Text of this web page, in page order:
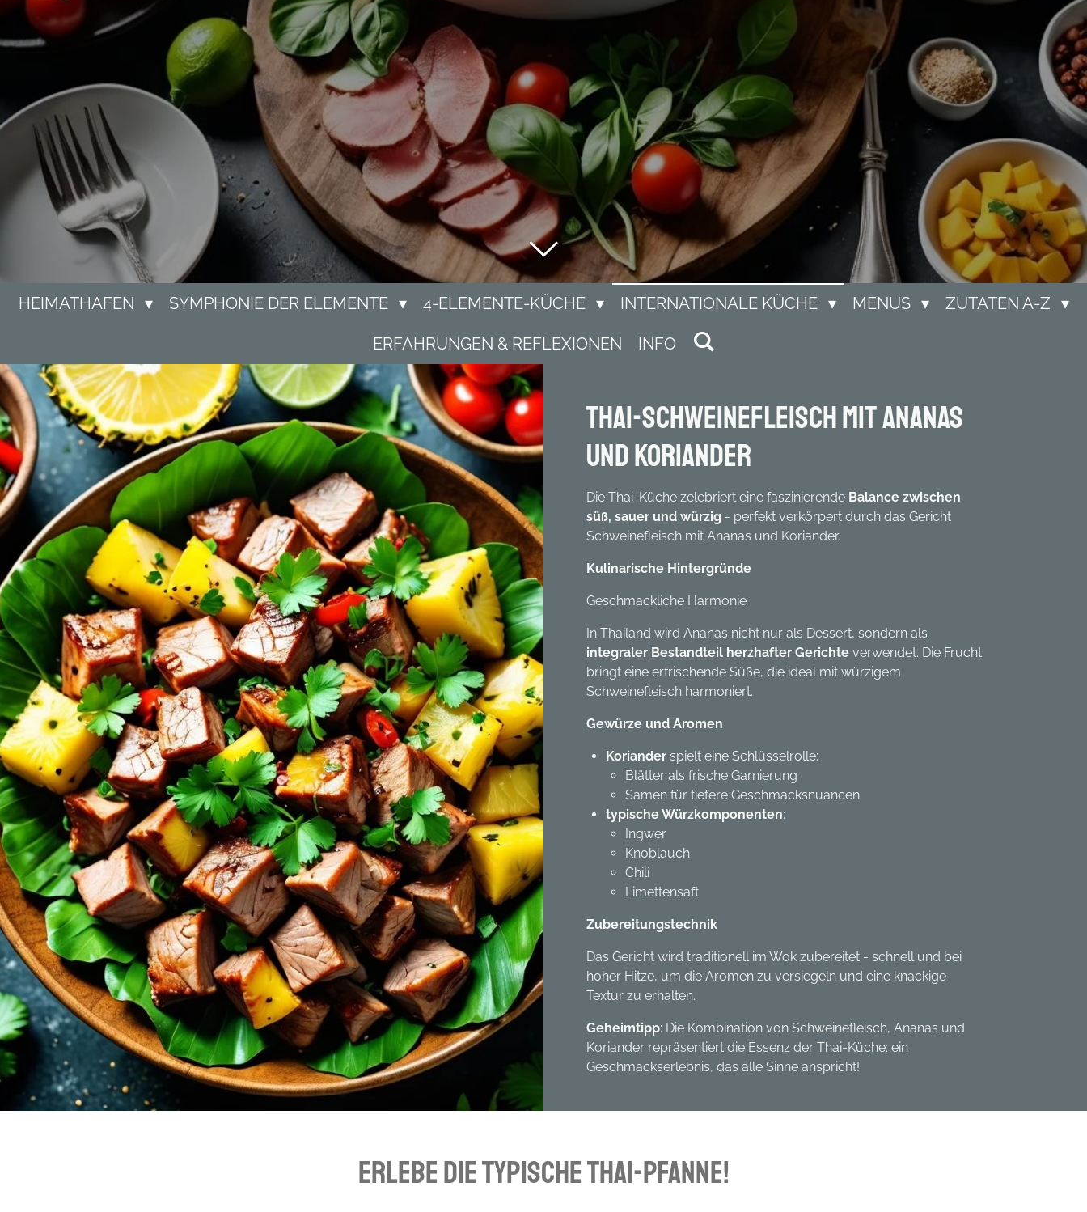
HEIMATHAFEN SYMPHONIE DER ELEMENTE 4-ELEMENTE-KÜCHE INTERNATIONALE KÜCHE MENUS ZUTATEN A-Z
ERFAHRUNGEN & REFLEXIONEN INFO
Thai-Schweinefleisch mit Ananas
und Koriander
Die Thai-Küche zelebriert eine faszinierende Balance zwischen
süß, sauer und würzig- perfekt verkörpert durch das Gericht
Schweinefleisch mit Ananas und Koriander.
Kulinarische Hintergründe
Geschmackliche Harmonie
In Thailand wird Ananas nicht nur als Dessert, sondern als
integraler Bestandteil herzhafter Gerichteverwendet. Die Frucht
bringt eine erfrischende Süße, die ideal mit würzigem
Schweinefleisch harmoniert.
Gewürze und Aromen
Korianderspielt eine Schlüsselrolle:
Blätter als frische Garnierung
Samen für tiefere Geschmacksnuancen
typische Würzkomponenten:
Ingwer
Knoblauch
Chili
Limettensaft
Zubereitungstechnik
Das Gericht wird traditionell im Wok zubereitet - schnell und bei
hoher Hitze, um die Aromen zu versiegeln und eine knackige
Textur zu erhalten.
Geheimtipp: Die Kombination von Schweinefleisch, Ananas und
Koriander repräsentiert die Essenz der Thai-Küche: ein
Geschmackserlebnis, das alle Sinne anspricht!
Erlebe die Typische Thai-Pfanne!